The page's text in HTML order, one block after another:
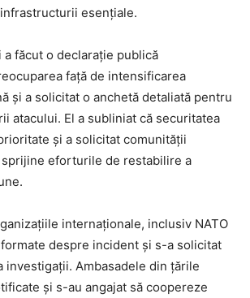
esențiale.
făcut o declarație publică
față de intensificarea
și a solicitat o anchetă detaliată pentru
atacului. El a subliniat că securitatea
și a solicitat comunității
eforturile de restabilire a
internaționale, inclusiv NATO
despre incident și s-a solicitat
investigații. Ambasadele din țările
și s-au angajat să coopereze